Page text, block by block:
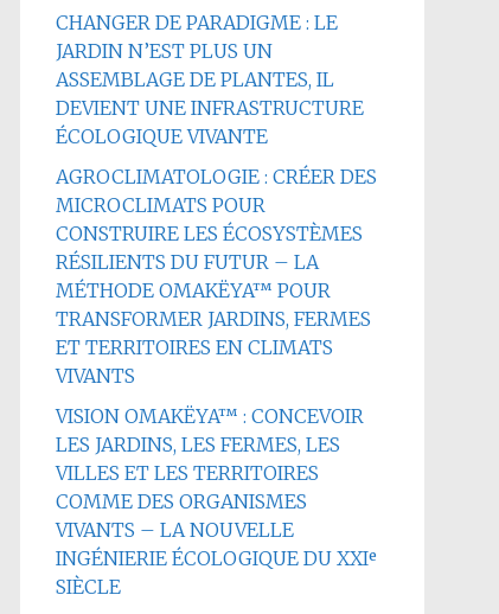
CHANGER DE PARADIGME : LE
JARDIN N’EST PLUS UN
ASSEMBLAGE DE PLANTES, IL
DEVIENT UNE INFRASTRUCTURE
ÉCOLOGIQUE VIVANTE
AGROCLIMATOLOGIE : CRÉER DES
MICROCLIMATS POUR
CONSTRUIRE LES ÉCOSYSTÈMES
RÉSILIENTS DU FUTUR – LA
MÉTHODE OMAKËYA™ POUR
TRANSFORMER JARDINS, FERMES
ET TERRITOIRES EN CLIMATS
VIVANTS
VISION OMAKËYA™ : CONCEVOIR
LES JARDINS, LES FERMES, LES
VILLES ET LES TERRITOIRES
COMME DES ORGANISMES
VIVANTS – LA NOUVELLE
INGÉNIERIE ÉCOLOGIQUE DU XXIᵉ
SIÈCLE